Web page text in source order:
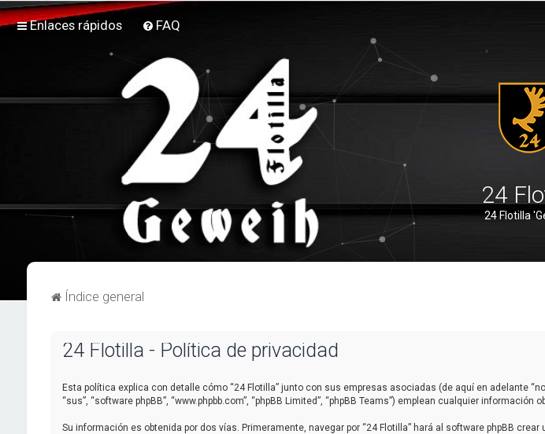
Enlaces rápidos FAQ
24
24 Flotilla
Índice general
24 Flotilla - Política de privacidad
Esta política explica con detalle cómo “24 Flotilla” junto con sus empresas asociadas (de aquí en adelante
“sus”, “software phpBB”, “www.phpbb.com”, “phpBB Limited”, “phpBB Teams”) emplean cualquier
Su información es obtenida por dos vías. Primeramente, navegar por “24 Flotilla” hará al software phpBB